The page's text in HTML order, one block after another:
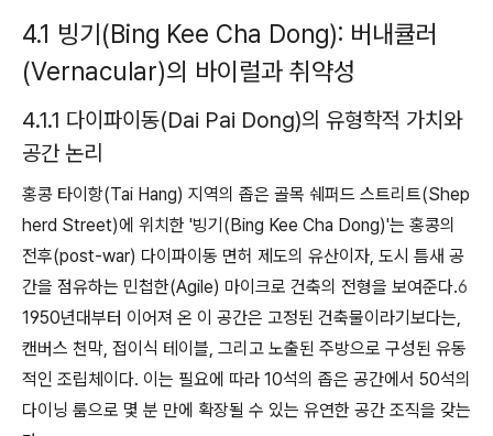
4.1 빙기(Bing Kee Cha Dong): 버내큘러
(Vernacular)의 바이럴과 취약성
4.1.1 다이파이동(Dai Pai Dong)의 유형학적 가치와
공간 논리
홍콩 타이항(Tai Hang) 지역의 좁은 골목 쉐퍼드 스트리트(Shep
herd Street)에 위치한 '빙기(Bing Kee Cha Dong)'는 홍콩의
전후(post-war) 다이파이동 면허 제도의 유산이자, 도시 틈새 공
간을 점유하는 민첩한(Agile) 마이크로 건축의 전형을 보여준다.6
1950년대부터 이어져 온 이 공간은 고정된 건축물이라기보다는,
캔버스 천막, 접이식 테이블, 그리고 노출된 주방으로 구성된 유동
적인 조립체이다. 이는 필요에 따라 10석의 좁은 공간에서 50석의
다이닝 룸으로 몇 분 만에 확장될 수 있는 유연한 공간 조직을 갖는